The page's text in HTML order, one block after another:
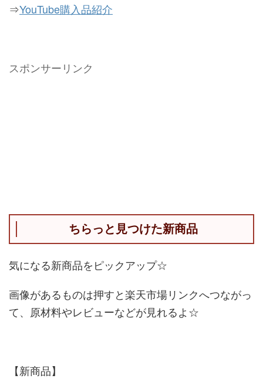
⇒YouTube購入品紹介
スポンサーリンク
ちらっと見つけた新商品
気になる新商品をピックアップ☆
画像があるものは押すと楽天市場リンクへつながっ
て、原材料やレビューなどが見れるよ☆
【新商品】